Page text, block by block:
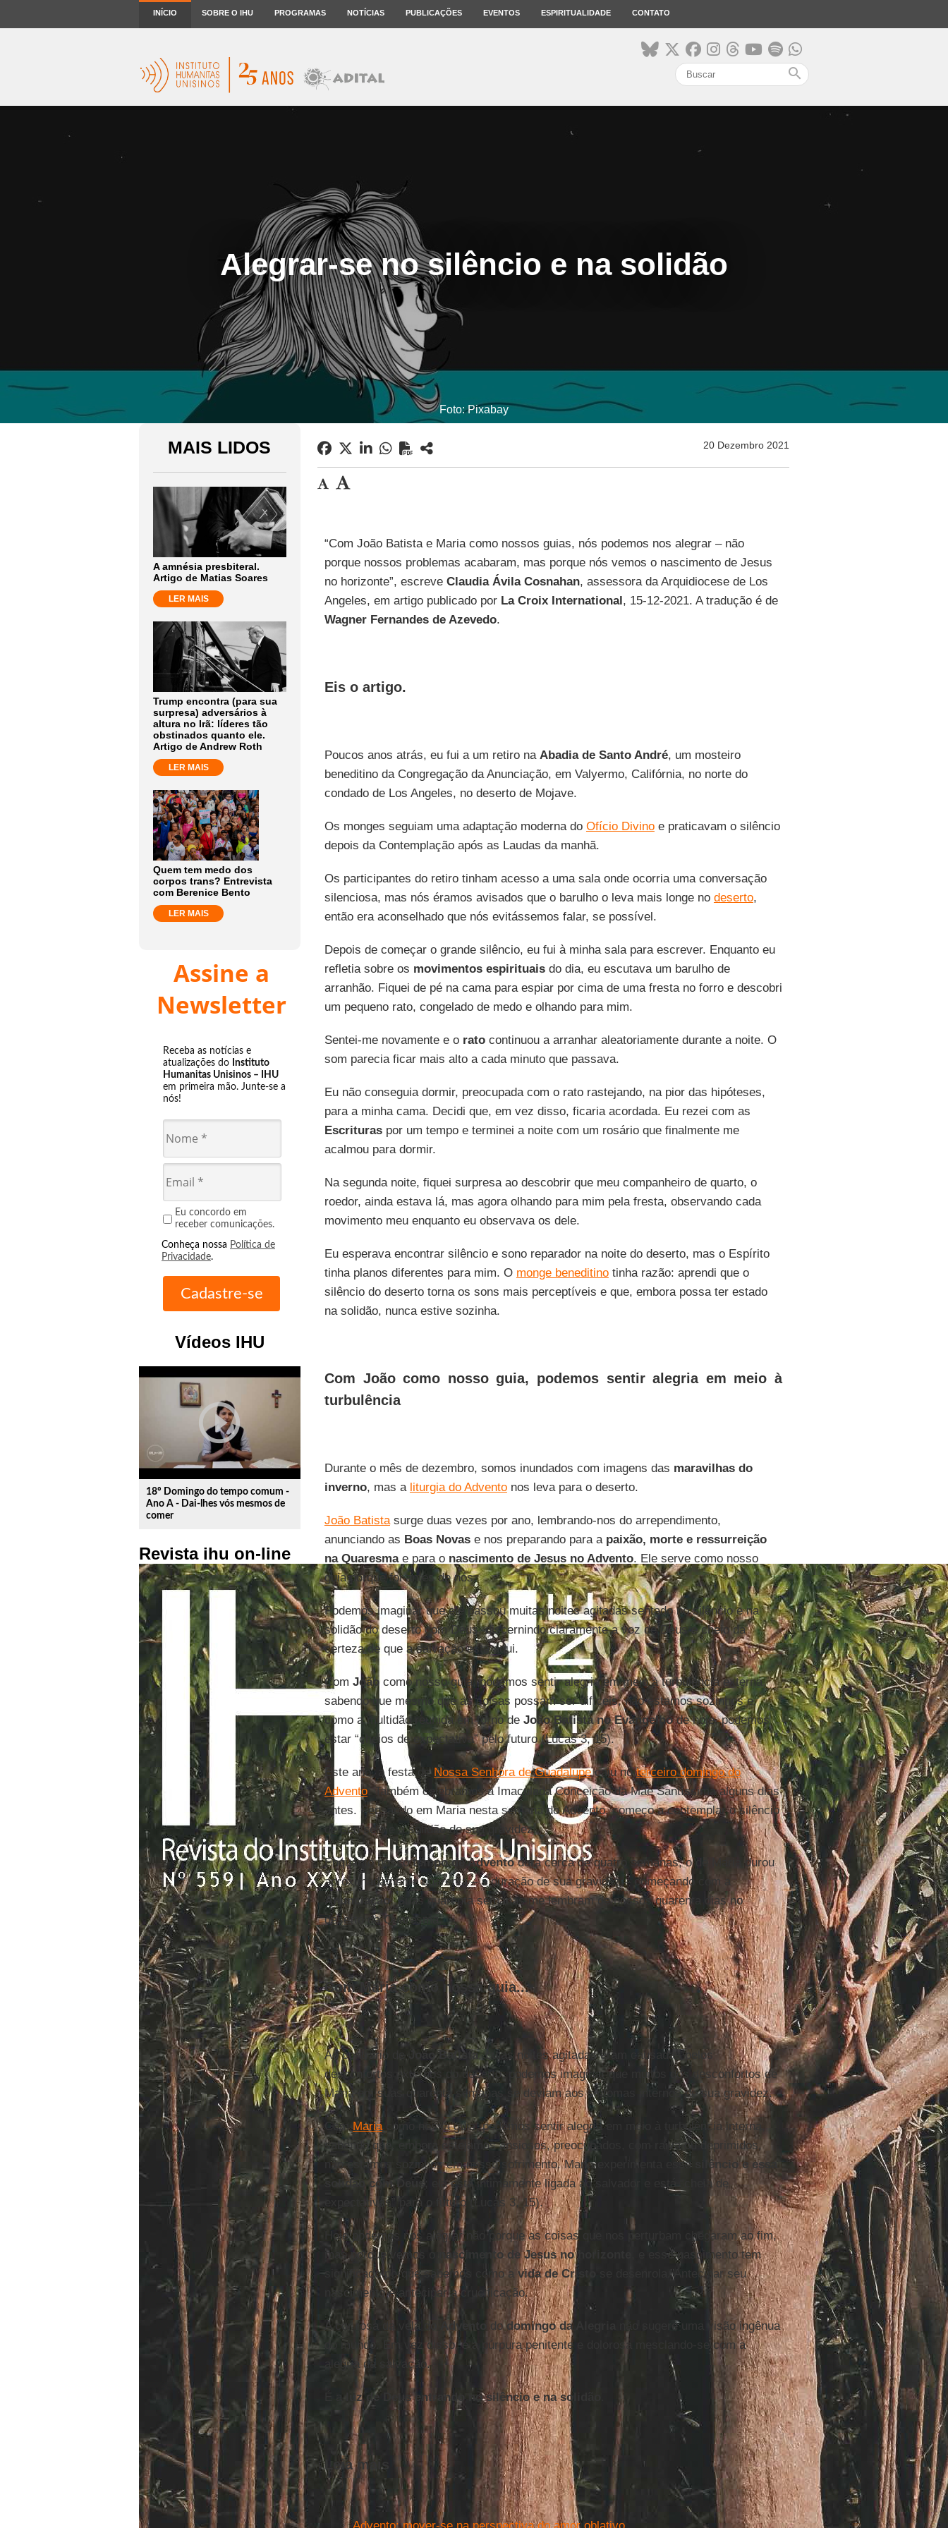
INÍCIO SOBRE O IHU PROGRAMAS NOTÍCIAS PUBLICAÇÕES EVENTOS ESPIRITUALIDADE CONTATO
search
Alegrar-se no silêncio e na solidão
Foto: Pixabay
MAIS LIDOS
A amnésia presbiteral.
Artigo de Matias Soares
LER MAIS
Trump encontra (para sua
surpresa) adversários à
altura no Irã: líderes tão
obstinados quanto ele.
Artigo de Andrew Roth
LER MAIS
Quem tem medo dos
corpos trans? Entrevista
com Berenice Bento
LER MAIS
Assine a
Newsletter
Receba as notícias e
atualizações do Instituto
Humanitas Unisinos – IHU
em primeira mão. Junte-se a
nós!
Eu concordo em
receber comunicações.
Conheça nossa Política de
Privacidade.
Vídeos IHU
play_circle_outline
18º Domingo do tempo comum -
Ano A - Dai-lhes vós mesmos de
comer
Revista ihu on-line
20 Dezembro 2021
“Com João Batista e Maria como nossos guias, nós podemos nos alegrar – não
porque nossos problemas acabaram, mas porque nós vemos o nascimento de Jesus
no horizonte”, escreve Claudia Ávila Cosnahan, assessora da Arquidiocese de Los
Angeles, em artigo publicado por La Croix International, 15-12-2021. A tradução é de
Wagner Fernandes de Azevedo.
Eis o artigo.
Poucos anos atrás, eu fui a um retiro na Abadia de Santo André, um mosteiro
beneditino da Congregação da Anunciação, em Valyermo, Califórnia, no norte do
condado de Los Angeles, no deserto de Mojave.
Os monges seguiam uma adaptação moderna do Ofício Divinoe praticavam o silêncio
depois da Contemplação após as Laudas da manhã.
Os participantes do retiro tinham acesso a uma sala onde ocorria uma conversação
silenciosa, mas nós éramos avisados que o barulho o leva mais longe no deserto,
então era aconselhado que nós evitássemos falar, se possível.
Depois de começar o grande silêncio, eu fui à minha sala para escrever. Enquanto eu
refletia sobre os movimentos espirituaisdo dia, eu escutava um barulho de
arranhão. Fiquei de pé na cama para espiar por cima de uma fresta no forro e descobri
um pequeno rato, congelado de medo e olhando para mim.
Sentei-me novamente e o ratocontinuou a arranhar aleatoriamente durante a noite. O
som parecia ficar mais alto a cada minuto que passava.
Eu não conseguia dormir, preocupada com o rato rastejando, na pior das hipóteses,
para a minha cama. Decidi que, em vez disso, ficaria acordada. Eu rezei com as
Escrituraspor um tempo e terminei a noite com um rosário que finalmente me
acalmou para dormir.
Na segunda noite, fiquei surpresa ao descobrir que meu companheiro de quarto, o
roedor, ainda estava lá, mas agora olhando para mim pela fresta, observando cada
movimento meu enquanto eu observava os dele.
Eu esperava encontrar silêncio e sono reparador na noite do deserto, mas o Espírito
tinha planos diferentes para mim. O monge beneditinotinha razão: aprendi que o
silêncio do deserto torna os sons mais perceptíveis e que, embora possa ter estado
na solidão, nunca estive sozinha.
Com João como nosso guia, podemos sentir alegria em meio à
turbulência
Durante o mês de dezembro, somos inundados com imagens das maravilhas do
inverno, mas a liturgia do Adventonos leva para o deserto.
João Batistasurge duas vezes por ano, lembrando-nos do arrependimento,
anunciando as Boas Novase nos preparando para a paixão, morte e ressurreição
na Quaresmae para o nascimento de Jesus no Advento. Ele serve como nosso
guia porque foi antes de nós.
Podemos imaginar que ele passou muitas noites agitadas sentado no silêncio e na
solidão do deserto com Deus, discernindo claramente a voz de Deus e cheio da
certeza de que a salvação está aqui.
Com Joãocomo nosso guia, podemos sentir alegria em meio à turbulência externa,
sabendo que mesmo que as coisas possam ser difíceis, não estamos sozinhos e,
como a multidão reunida em torno de João Batista no Evangelhode hoje, podemos
estar “cheios de expectativa” pelo futuro (Lucas 3, 15).
Este ano, a festa de Nossa Senhora de Guadalupecaiu noterceiro domingo do
Advento. Também celebramos a Imaculada Conceição da Mãe Santíssima alguns dias
antes. Pensando em Maria nesta semana do Advento, começo a contemplar o silêncio
de seu seio e a solidão de sua gravidez.
Enquanto nossotempo de Adventodura cerca de quatro semanas, o de Maria durou
aproximadamente quarenta – a duração de sua gravidez – começando com a
Anunciação. Suas quarenta semanas me lembram de nossos quarenta dias no
deserto da Quaresma.
Com Maria como nossa guia...
Ao contrário de João Batista, cujas noites agitadas eram causadas pelos
desconfortos externos do deserto, podemos imaginar que muitos dos desconfortos de
Maria em suas quarenta semanas se deviam aos sintomas internos de sua gravidez.
Com Mariacomo nossa guia, podemos sentir alegria em meio à turbulência interna,
sabendo que, embora estejamos ansiosos, preocupados, com raiva ou deprimidos,
não estamos sozinhos em nosso sofrimento. Maria experimenta esse
silêncio e essa
solidão com Deus; ela está intimamente ligada ao salvador e está “cheia de
expectativas” para o futuro (Lucas 3, 15).
Hoje podemos nos alegrar não porque as coisas que nos perturbam chegaram ao fim,
mas porque vemos o
nascimento de Jesus no horizonte
, e esse nascimento tem
significado porque sabemos como a vida de Cristo
se desenrola. Antecipar seu
nascimento é antecipar a crucificação.
A cor rosa da vela do Advento dodomingo da Alegria
não sugere uma visão ingênua
do mundo. Em vez disso, é a púrpura penitente e dolorosa mesclando-se com a
alegria da salvação.
luz de Deus entrando no silêncio e na solidão
Leia mais